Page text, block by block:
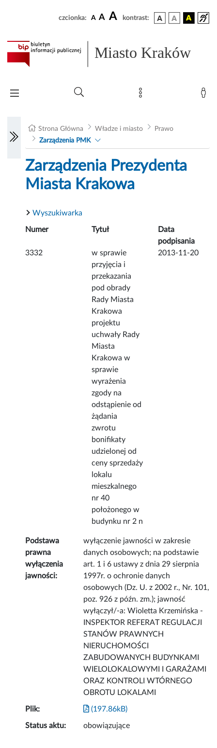
czcionka: A A A kontrast:
Miasto Kraków
Strona Główna Władze i miasto
Prawo
Zarządzenia PMK
Zarządzenia Prezydenta
Miasta Krakowa
Wyszukiwarka
Numer Tytuł
Data
podpisania
3332
w sprawie
przyjęcia i
przekazania
pod obrady
Rady Miasta
Krakowa
projektu
uchwały Rady
Miasta
Krakowa w
sprawie
wyrażenia
zgody na
odstąpienie od
żądania
zwrotu
bonifikaty
udzielonej od
ceny sprzedaży
lokalu
mieszkalnego
nr 40
położonego w
budynku nr 2 n
2013-11-20
Podstawa
prawna
wyłączenia
jawności:
wyłączenie jawności w zakresie
danych osobowych; na podstawie
art. 1 i 6 ustawy z dnia 29 sierpnia
1997r. o ochronie danych
osobowych (Dz. U. z 2002 r., Nr. 101,
poz. 926 z późn. zm.); jawność
wyłączył/-a: Wioletta Krzemińska -
INSPEKTOR REFERAT REGULACJI
STANÓW PRAWNYCH
NIERUCHOMOŚCI
ZABUDOWANYCH BUDYNKAMI
WIELOLOKALOWYMI I GARAŻAMI
ORAZ KONTROLI WTÓRNEGO
OBROTU LOKALAMI
Plik: (197.86kB)
Status aktu: obowiązujące